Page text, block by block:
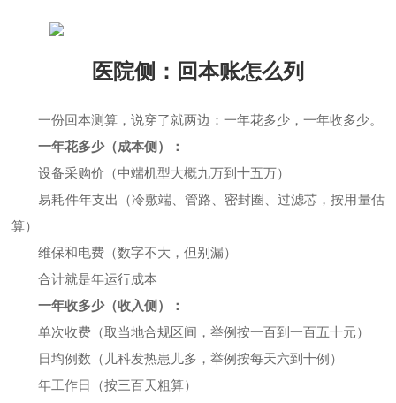
医院侧：回本账怎么列
一份回本测算，说穿了就两边：一年花多少，一年收多少。
一年花多少（成本侧）：
设备采购价（中端机型大概九万到十五万）
易耗件年支出（冷敷端、管路、密封圈、过滤芯，按用量估
算）
维保和电费（数字不大，但别漏）
合计就是年运行成本
一年收多少（收入侧）：
单次收费（取当地合规区间，举例按一百到一百五十元）
日均例数（儿科发热患儿多，举例按每天六到十例）
年工作日（按三百天粗算）